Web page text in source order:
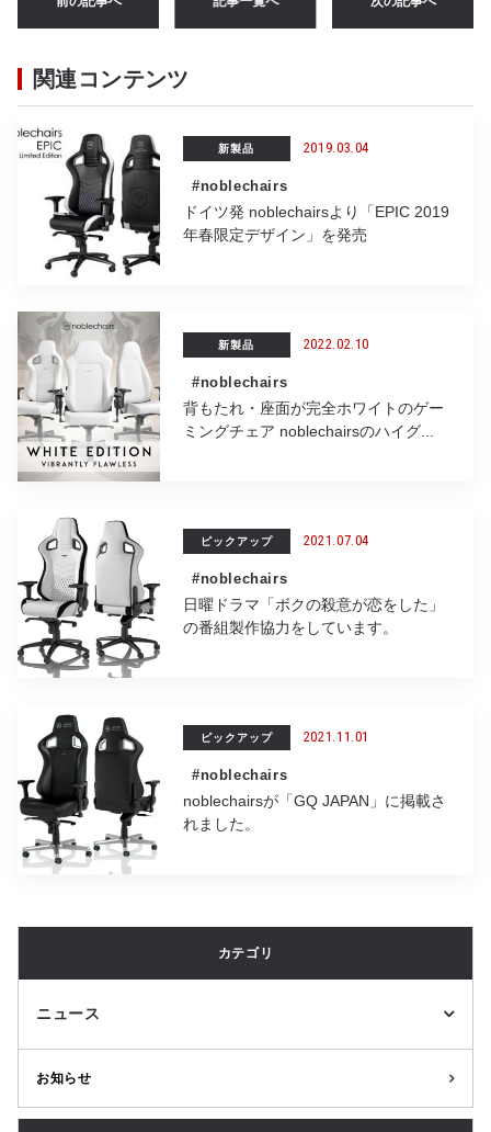
b
o
k
r
a
関連コンテンツ
新製品 2019.03.04
#noblechairs
ドイツ発 noblechairsより「EPIC 2019
年春限定デザイン」を発売
新製品 2022.02.10
#noblechairs
背もたれ・座面が完全ホワイトのゲー
ミングチェア noblechairsのハイグ...
ピックアップ 2021.07.04
#noblechairs
日曜ドラマ「ボクの殺意が恋をした」
の番組製作協力をしています。
ピックアップ 2021.11.01
#noblechairs
noblechairsが「GQ JAPAN」に掲載さ
れました。
カテゴリ
ニュース
お知らせ